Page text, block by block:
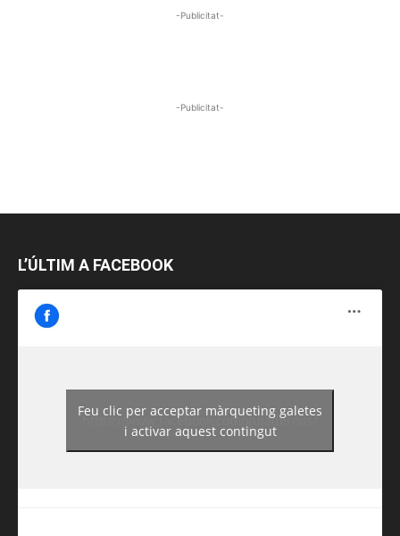
-Publicitat-
-Publicitat-
L’ÚLTIM A FACEBOOK
https://www.facebook.com/guiadereus/
Feu clic per acceptar màrqueting galetes
i activar aquest contingut